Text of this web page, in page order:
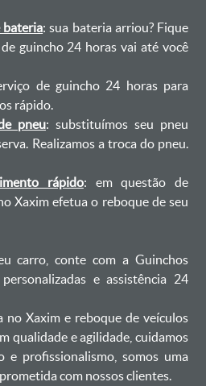
bateria: sua bateria arriou? Fique
guincho 24 horas vai até você
de guincho 24 horas para
rápido.
pneu: substituímos seu pneu
Realizamos a troca do pneu.
rápido: em questão de
Xaxim efetua o reboque de seu
carro, conte com a Guinchos
e assistência 24
no Xaxim e reboque de veículos
qualidade e agilidade, cuidamos
e profissionalismo, somos uma
com nossos clientes.